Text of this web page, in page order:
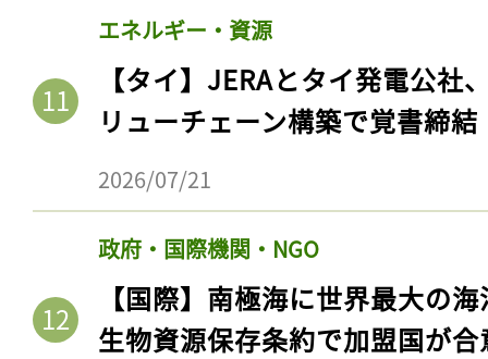
エネルギー・資源
【タイ】JERAとタイ発電公社
リューチェーン構築で覚書締結
2026/07/21
政府・国際機関・NGO
【国際】南極海に世界最大の
生物資源保存条約で加盟国が合
記事をお気に入りに
ログインが必
ログイン
会員登録